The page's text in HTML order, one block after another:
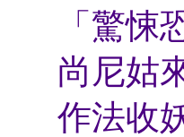
「驚
尚尼姑
作法收